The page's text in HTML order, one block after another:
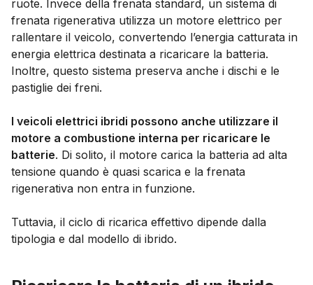
ruote. Invece della frenata standard, un sistema di
frenata rigenerativa utilizza un motore elettrico per
rallentare il veicolo, convertendo l’energia catturata in
energia elettrica destinata a ricaricare la batteria.
Inoltre, questo sistema preserva anche i dischi e le
pastiglie dei freni.
I veicoli elettrici ibridi possono anche utilizzare il
motore a combustione interna per ricaricare le
batterie. Di solito, il motore carica la batteria ad alta
tensione quando è quasi scarica e la frenata
rigenerativa non entra in funzione.
Tuttavia, il ciclo di ricarica effettivo dipende dalla
tipologia e dal modello di ibrido.